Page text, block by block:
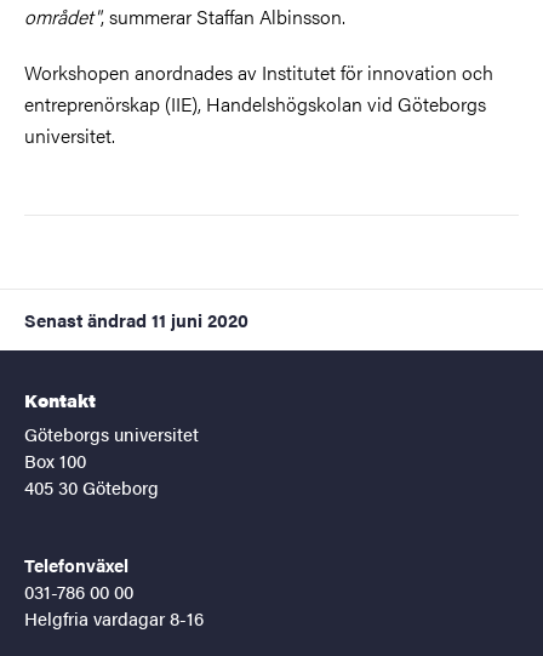
området", summerar Staffan Albinsson.
Workshopen anordnades av Institutet för innovation och
entreprenörskap (IIE), Handelshögskolan vid Göteborgs
universitet.
Senast ändrad 11 juni 2020
Kontakt
Göteborgs universitet
Box 100
405 30 Göteborg
Telefonväxel
031-786 00 00
Helgfria vardagar 8-16